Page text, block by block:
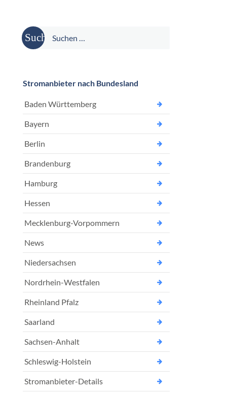
Suche
nach:
Stromanbieter nach Bundesland
Baden Württemberg
Bayern
Berlin
Brandenburg
Hamburg
Hessen
Mecklenburg-Vorpommern
News
Niedersachsen
Nordrhein-Westfalen
Rheinland Pfalz
Saarland
Sachsen-Anhalt
Schleswig-Holstein
Stromanbieter-Details